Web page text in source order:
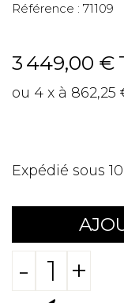
Référence : 71109
3 449,00 €
ou 4 x à 862,25
Expédié sous
- +